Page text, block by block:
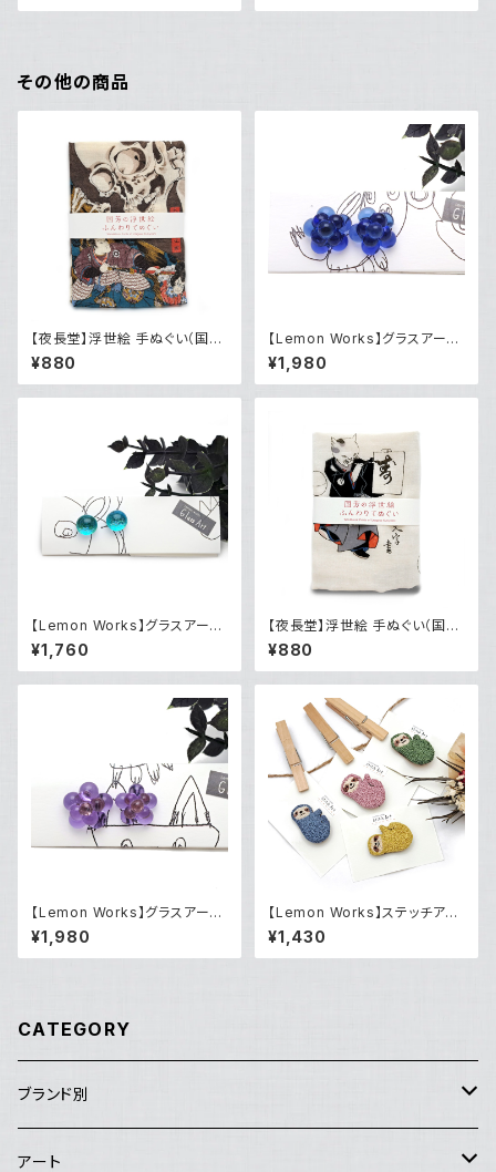
その他の商品
【夜長堂】浮世絵 手ぬぐい（国芳
がしゃどくろ）
¥880
【Lemon Works】グラスアー
ト 粒花ピアス（Blue）
¥1,980
【Lemon Works】グラスアー
ト ボールピアス（Maline blu
e）
¥1,760
【夜長堂】浮世絵 手ぬぐい（国芳
曲芸）
¥880
【Lemon Works】グラスアー
ト 粒花ピアス（Lilac）
¥1,980
【Lemon Works】ステッチアー
ト ふわもこブローチ（ナマケモ
ノ ）
¥1,430
CATEGORY
ブランド別
アートセンターHANA
アート